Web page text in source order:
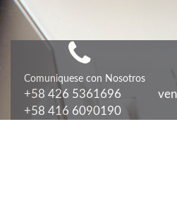
Comuniquese con Nosotros
+58 426 5361696
+58 416 6090190